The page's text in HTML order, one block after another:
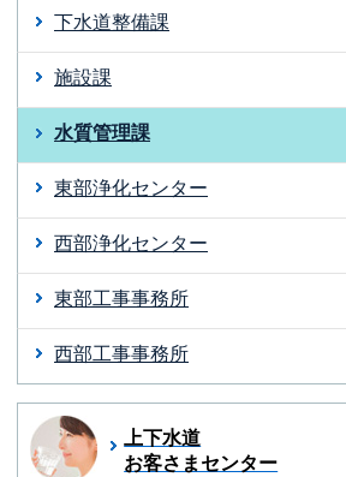
下水道整備課
施設課
水質管理課
東部浄化センター
西部浄化センター
東部工事事務所
西部工事事務所
上下水道
お客さまセンター